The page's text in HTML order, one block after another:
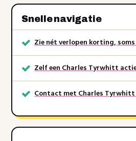
Snelle navigatie
Zie nét verlopen korting,
Zelf een Charles Tyrwhitt
Contact met Charles